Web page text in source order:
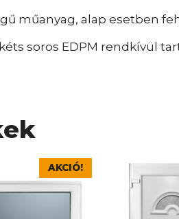
műanyag, alap esetben
soros EDPM rendkívül
AKCIÓ!
Ennek
terméknek